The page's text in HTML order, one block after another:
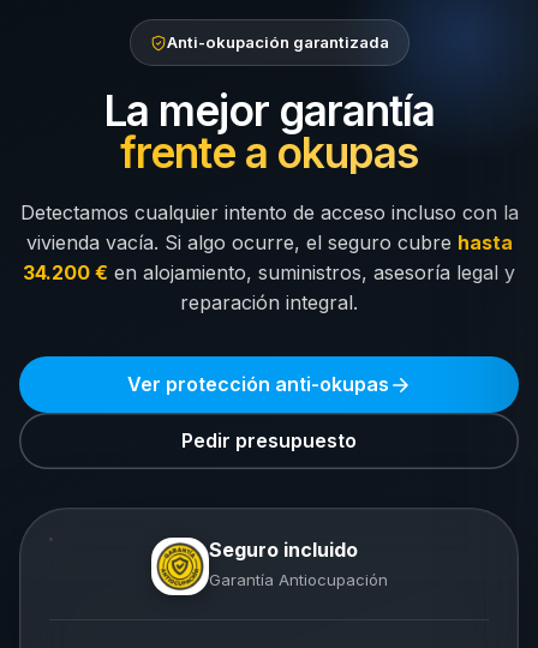
Anti-okupación garantizada
La mejor garantía
frente a okupas
Detectamos cualquier intento de acceso incluso con la
vivienda vacía. Si algo ocurre, el seguro cubre hasta
34.200 € en alojamiento, suministros, asesoría legal y
reparación integral.
Ver protección anti-okupas
Pedir presupuesto
Seguro incluido
Garantía Antiocupación